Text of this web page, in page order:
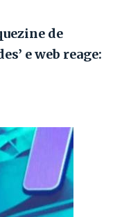
de
e web reage: